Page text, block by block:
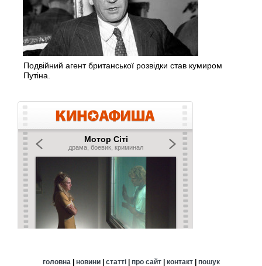
Подвійний агент британської розвідки став кумиром
Путіна.
головна| новини| статті| про сайт| контакт| пошук